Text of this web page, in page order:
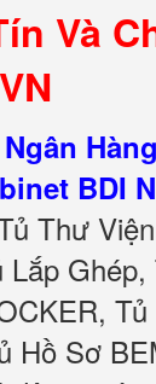
Và
BDI
Thư
Lắp
Hồ Sơ